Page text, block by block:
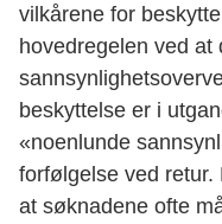
vilkårene for
hovedregelen ved at
beskyttelse er i
«noenlunde
forfølgelse ved retur.
at søknadene ofte